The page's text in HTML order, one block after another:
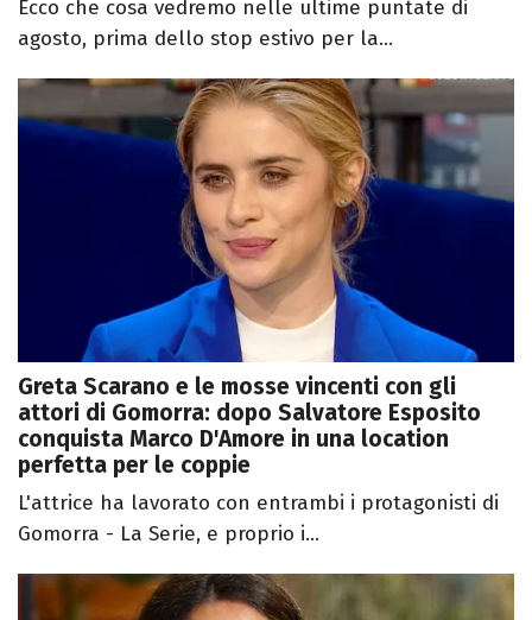
Ecco che cosa vedremo nelle ultime puntate di
agosto, prima dello stop estivo per la...
Greta Scarano e le mosse vincenti con gli
attori di Gomorra: dopo Salvatore Esposito
conquista Marco D'Amore in una location
perfetta per le coppie
L'attrice ha lavorato con entrambi i protagonisti di
Gomorra - La Serie, e proprio i...